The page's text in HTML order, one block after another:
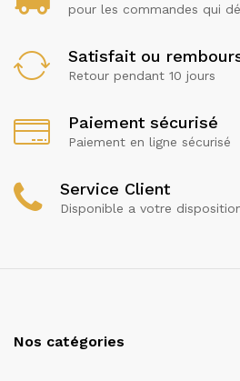
pour les commandes qui
Satisfait ou
Retour pendant 10 jours
Paiement sécurisé
Paiement en ligne sécurisé
Service Client
Disponible a votre
Nos catégories